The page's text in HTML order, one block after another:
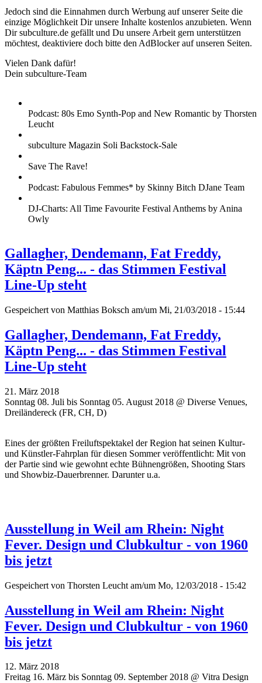
Jedoch sind die Einnahmen durch Werbung auf unserer Seite die
einzige Möglichkeit Dir unsere Inhalte kostenlos anzubieten. Wenn
Dir subculture.de gefällt und Du unsere Arbeit gern unterstützen
möchtest, deaktiviere doch bitte den AdBlocker auf unseren Seiten.
Vielen Dank dafür!
Dein subculture-Team
Podcast: 80s Emo Synth-Pop and New Romantic by Thorsten
Leucht
subculture Magazin Soli Backstock-Sale
Save The Rave!
Podcast: Fabulous Femmes* by Skinny Bitch DJane Team
DJ-Charts: All Time Favourite Festival Anthems by Anina
Owly
Gallagher, Dendemann, Fat Freddy,
Käptn Peng... - das Stimmen Festival
Line-Up steht
Gespeichert von Matthias Boksch am/um Mi, 21/03/2018 - 15:44
Gallagher, Dendemann, Fat Freddy,
Käptn Peng... - das Stimmen Festival
Line-Up steht
21. März 2018
Sonntag 08. Juli bis Sonntag 05. August 2018 @ Diverse Venues,
Dreiländereck (FR, CH, D)
Eines der größten Freiluftspektakel der Region hat seinen Kultur-
und Künstler-Fahrplan für diesen Sommer veröffentlicht: Mit von
der Partie sind wie gewohnt echte Bühnengrößen, Shooting Stars
und Showbiz-Dauerbrenner. Darunter u.a.
Ausstellung in Weil am Rhein: Night
Fever. Design und Clubkultur - von 1960
bis jetzt
Gespeichert von Thorsten Leucht am/um Mo, 12/03/2018 - 15:42
Ausstellung in Weil am Rhein: Night
Fever. Design und Clubkultur - von 1960
bis jetzt
12. März 2018
Freitag 16. März bis Sonntag 09. September 2018 @ Vitra Design